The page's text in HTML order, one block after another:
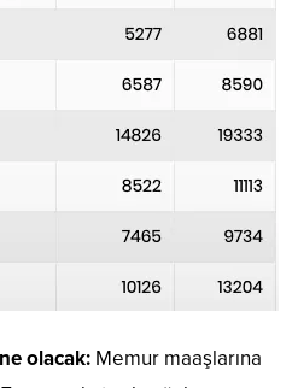
olacak: Memur maaşlarına